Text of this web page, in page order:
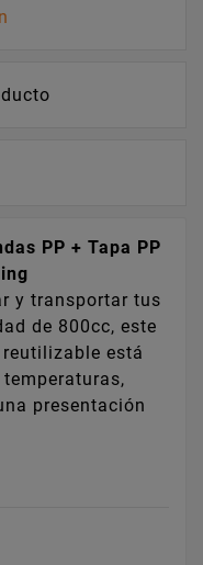
PP + Tapa PP
y transportar tus
de 800cc, este
está
presentación